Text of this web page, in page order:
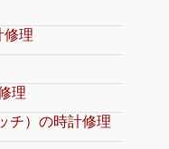
修理
理
チ）の時計修理